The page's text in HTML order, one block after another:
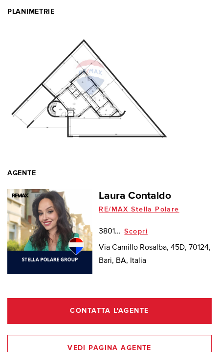
PLANIMETRIE
AGENTE
Laura Contaldo
RE/MAX Stella Polare
3801... Scopri
Via Camillo Rosalba, 45D, 70124,
Bari, BA, Italia
CONTATTA L'AGENTE
VEDI PAGINA AGENTE